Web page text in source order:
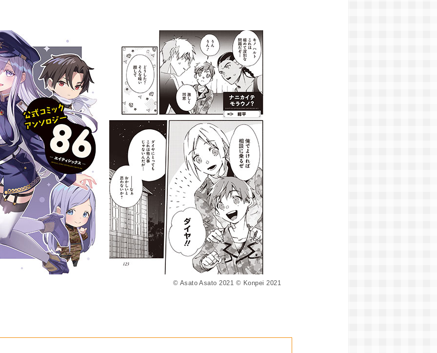
© Asato Asato 2021 © Konpei 2021